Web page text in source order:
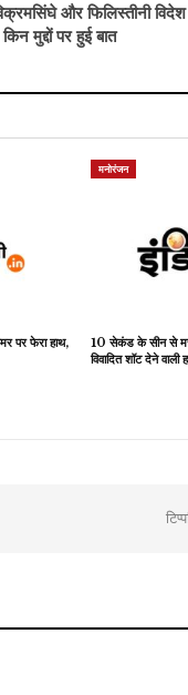
और फिलिस्तीनी विदेश
मुद्दों पर हुई बात
पर फेरा हाथ,
मनोरंजन
10 सेकंड के सीन से
विवादित शॉट देने